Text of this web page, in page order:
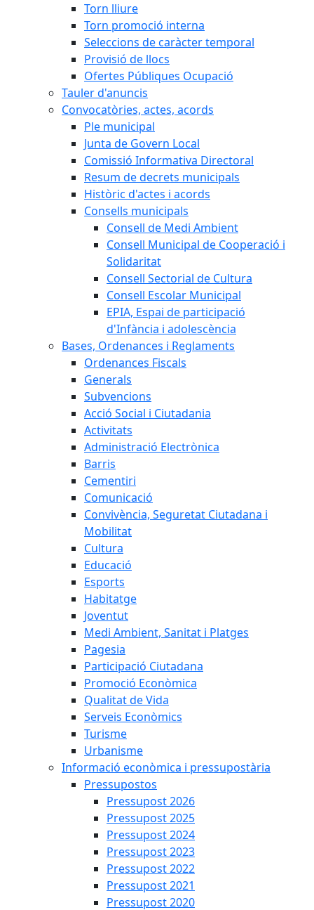
Torn lliure
Torn promoció interna
Seleccions de caràcter temporal
Provisió de llocs
Ofertes Públiques Ocupació
Tauler d'anuncis
Convocatòries, actes, acords
Ple municipal
Junta de Govern Local
Comissió Informativa Directoral
Resum de decrets municipals
Històric d'actes i acords
Consells municipals
Consell de Medi Ambient
Consell Municipal de Cooperació i
Solidaritat
Consell Sectorial de Cultura
Consell Escolar Municipal
EPIA, Espai de participació
d'Infància i adolescència
Bases, Ordenances i Reglaments
Ordenances Fiscals
Generals
Subvencions
Acció Social i Ciutadania
Activitats
Administració Electrònica
Barris
Cementiri
Comunicació
Convivència, Seguretat Ciutadana i
Mobilitat
Cultura
Educació
Esports
Habitatge
Joventut
Medi Ambient, Sanitat i Platges
Pagesia
Participació Ciutadana
Promoció Econòmica
Qualitat de Vida
Serveis Econòmics
Turisme
Urbanisme
Informació econòmica i pressupostària
Pressupostos
Pressupost 2026
Pressupost 2025
Pressupost 2024
Pressupost 2023
Pressupost 2022
Pressupost 2021
Pressupost 2020